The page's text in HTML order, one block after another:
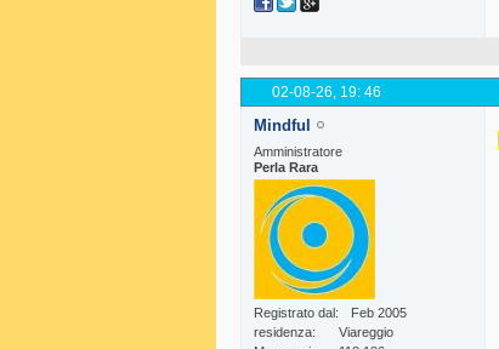
02-08-26, 19: 46
Mindful
Amministratore
Perla Rara
Registrato dal
Feb 2005
residenza
Viareggio